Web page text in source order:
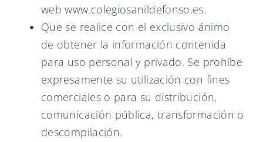
web www.colegiosanildefonso.es.
Que se realice con el exclusivo ánimo
de obtener la información contenida
para uso personal y privado. Se prohíbe
expresamente su utilización con fines
comerciales o para su distribución,
comunicación pública, transformación o
descompilación.